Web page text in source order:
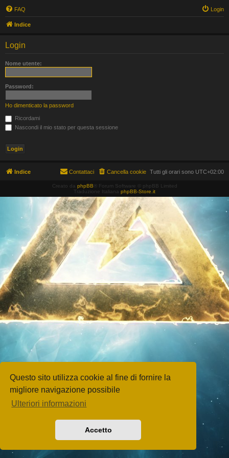
Questo sito utilizza cookie al fine di fornire la
migliore navigazione possibile
Ulteriori informazioni
Accetto
FAQ Login
Indice
Login
Nome utente:
Password:
Ho dimenticato la password
Ricordami
Nascondi il mio stato per questa sessione
Indice Tutti gli orari sono UTC+02:00
Cancella cookie
Contattaci
Creato da phpBB ® Forum Software © phpBB Limited
Traduzione Italiana phpBB-Store.it